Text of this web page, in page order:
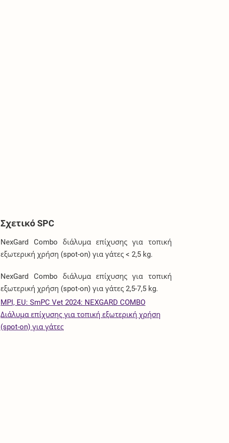
Σχετικό SPC
NexGard Combo διάλυμα επίχυσης για τοπική
εξωτερική χρήση (spot-on) για γάτες < 2,5 kg.
NexGard Combo διάλυμα επίχυσης για τοπική
εξωτερική χρήση (spot-on) για γάτες 2,5-7,5 kg.
MPI, EU: SmPC Vet 2024: NEXGARD COMBO
Διάλυμα επίχυσης για τοπική εξωτερική χρήση
(spot-on) για γάτες